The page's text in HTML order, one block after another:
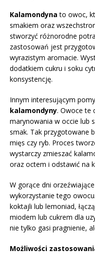
Kalamondyna to owoc,
smakiem oraz
stworzyć różnorodne
zastosowań jest
wyrazistym aromacie.
dodatkiem cukru i soku
konsystencję.
Innym interesującym
kalamondyny. Owoce te
marynowania w occie lub
smak. Tak przygotowane
mięs czy ryb. Proces
wystarczy zmieszać
oraz octem i odstawić na
W gorące dni
wykorzystanie tego
koktajli lub lemoniad,
miodem lub cukrem dla
nie tylko gasi pragnienie,
Możliwości